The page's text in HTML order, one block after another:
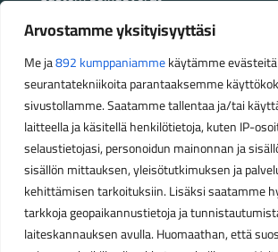
Arvostamme yksityisyyttäsi
Me ja892 kumppaniammekäytämme
seurantatekniikoita parantaaksemme
sivustollamme. Saatamme tallentaa ja/tai
laitteella ja käsitellä henkilötietoja, kuten IP-
selaustietojasi, personoidun mainonnan ja
sisällön mittauksen, yleisötutkimuksen ja
kehittämisen tarkoituksiin. Lisäksi saatamme
tarkkoja geopaikannustietoja ja
laiteskannauksen avulla. Huomaathan, että
Fatbikellä helppoa ja huoletonta
maastossa
Aukioloajat
Talvikauden aukioloajat (1.10.2025 –
Ma-Pe 10-18
La 10-14
Kesäkauden aukioloajat (1.3.2026 –
Ma-Pe 10-18